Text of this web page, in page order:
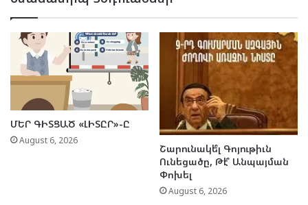
ՄԵՐ ԳԻՏՑԱԾ «ԼԻՏԸՐ»-Ը
August 6, 2026
Շարունակե՞լ Գոյութիւն
Ունեցածը, Թէ՞ Անպայման
Փոխել
August 6, 2026